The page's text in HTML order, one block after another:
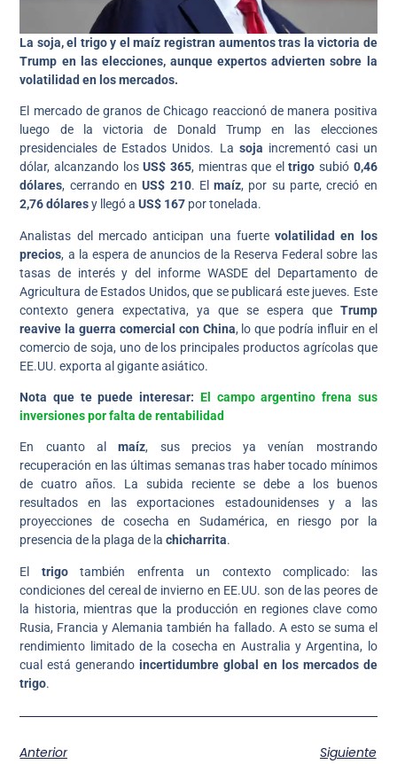
La soja, el trigo y el maíz registran aumentos tras la victoria de
Trump en las elecciones, aunque expertos advierten sobre la
volatilidad en los mercados.
El mercado de granos de Chicago reaccionó de manera positiva
luego de la victoria de Donald Trump en las elecciones
presidenciales de Estados Unidos. La soja incrementó casi un
dólar, alcanzando losUS$ 365, mientras que eltrigo subió 0,46
dólares, cerrando enUS$ 210. Elmaíz, por su parte, creció en
2,76 dólaresy llegó aUS$ 167 por tonelada.
Analistas del mercado anticipan una fuertevolatilidad en los
precios, a la espera de anuncios de la Reserva Federal sobre las
tasas de interés y del informe WASDE del Departamento de
Agricultura de Estados Unidos, que se publicará este jueves. Este
contexto genera expectativa, ya que se espera que Trump
reavive la guerra comercial con China, lo que podría influir en el
comercio de soja, uno de los principales productos agrícolas que
EE.UU. exporta al gigante asiático.
Nota que te puede interesar: El campo argentino frena sus
inversiones por falta de rentabilidad
En cuanto almaíz, sus precios ya venían mostrando
recuperación en las últimas semanas tras haber tocado mínimos
de cuatro años. La subida reciente se debe a los buenos
resultados en las exportaciones estadounidenses y a las
proyecciones de cosecha en Sudamérica, en riesgo por la
presencia de la plaga de lachicharrita.
El trigotambién enfrenta un contexto complicado: las
condiciones del cereal de invierno en EE.UU. son de las peores de
la historia, mientras que la producción en regiones clave como
Rusia, Francia y Alemania también ha fallado. A esto se suma el
rendimiento limitado de la cosecha en Australia y Argentina, lo
cual está generandoincertidumbre global en los mercados de
trigo.
Anterior Siguiente